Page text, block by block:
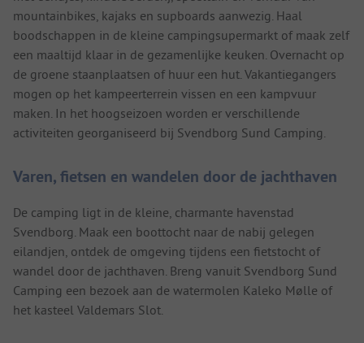
mountainbikes, kajaks en supboards aanwezig. Haal
boodschappen in de kleine campingsupermarkt of maak zelf
een maaltijd klaar in de gezamenlijke keuken. Overnacht op
de groene staanplaatsen of huur een hut. Vakantiegangers
mogen op het kampeerterrein vissen en een kampvuur
maken. In het hoogseizoen worden er verschillende
activiteiten georganiseerd bij Svendborg Sund Camping.
Varen, fietsen en wandelen door de jachthaven
De camping ligt in de kleine, charmante havenstad
Svendborg. Maak een boottocht naar de nabij gelegen
eilandjen, ontdek de omgeving tijdens een fietstocht of
wandel door de jachthaven. Breng vanuit Svendborg Sund
Camping een bezoek aan de watermolen Kaleko Mølle of
het kasteel Valdemars Slot.